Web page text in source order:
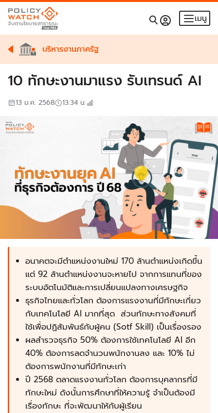
เมนู
บริหารงานภาครัฐ
10 ทักษะงานมาแรง รับเทรนด์ AI
13 ม.ค. 2568 13:34 น.
อนาคตจะมีตำแหน่งงานใหม่ 170 ล้านตำแหน่งเกิดขึ้น
แต่ 92 ล้านตำแหน่งงานจะหายไป จากการแทนที่ของ
ระบบอัตโนมัติและการเปลี่ยนแปลงทางเศรษฐกิจ
ธุรกิจไทยและทั่วโลก ต้องการแรงงานที่มีทักษะเกี่ยว
กับเทคโนโลยี AI มากที่สุด ส่วนทักษะทางสังคมที่
ใช้เพื่อปฏิสัมพันธ์กับผู้คน (Sotf Skill) เป็นเรื่องรอง
ผลสำรวจธุรกิจ 50% ต้องการใช้เทคโนโลยี AI อีก
40% ต้องการลดจำนวนพนักงานลง และ 10% ไม่
ต้องการพนักงานที่มีทักษะเก่า
ปี 2568 ตลาดแรงงานทั่วโลก ต้องการบุคลากรที่มี
ทักษะใหม่ ดังนั้นการศึกษาที่ให้ความรู้ จำเป็นต้องมี
เรื่องทักษะ ที่จะพัฒนาให้กับผู้เรียน